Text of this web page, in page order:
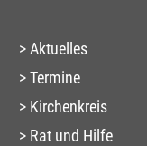
Aktuelles
Termine
Kirchenkreis
Rat und Hilfe